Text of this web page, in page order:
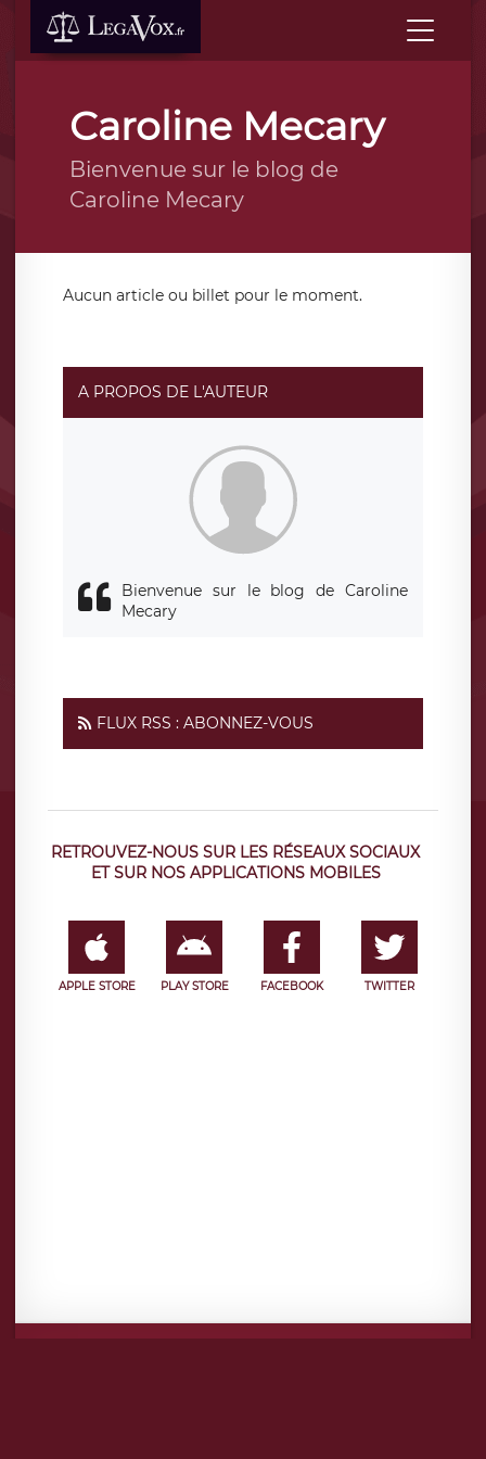
Caroline Mecary
Bienvenue sur le blog de
Caroline Mecary
Aucun article ou billet pour le moment.
A PROPOS DE L'AUTEUR
Bienvenue sur le blog de Caroline
Mecary
FLUX RSS : ABONNEZ-VOUS
RETROUVEZ-NOUS SUR LES RÉSEAUX SOCIAUX
ET SUR NOS APPLICATIONS MOBILES
APPLE STORE PLAY STORE FACEBOOK TWITTER